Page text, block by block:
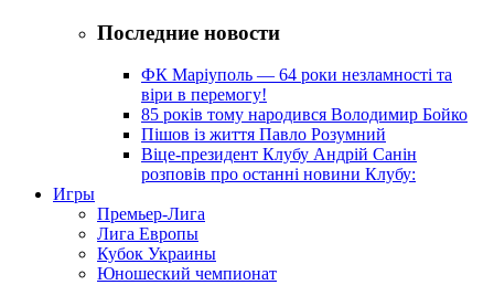
Последние новости
ФК Маріуполь — 64 роки незламності та
віри в перемогу!
85 років тому народився Володимир Бойко
Пішов із життя Павло Розумний
Віце-президент Клубу Андрій Санін
розповів про останні новини Клубу:
Игры
Премьер-Лига
Лига Европы
Кубок Украины
Юношеский чемпионат